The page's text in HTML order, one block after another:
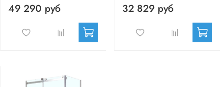
49 290 руб 32 829 руб